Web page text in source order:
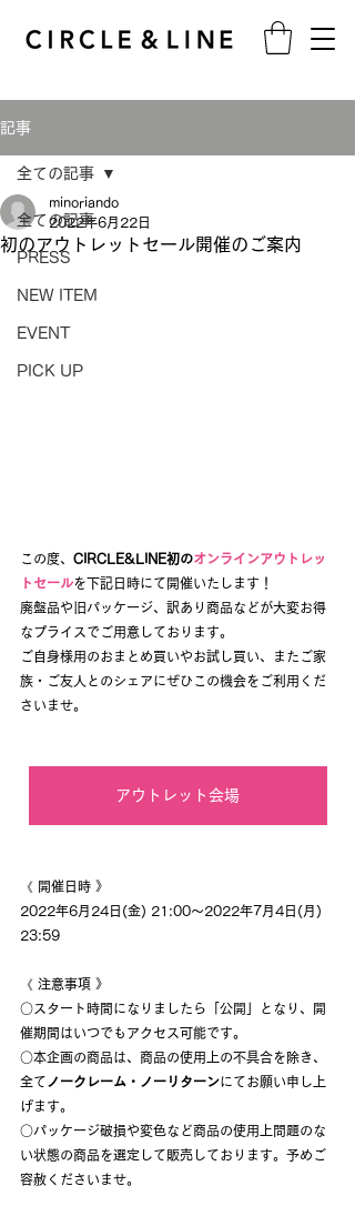
記事
全ての記事
PRESS
NEW ITEM
EVENT
PICK UP
全ての記事
初のアウトレットセール開催のご案内
minoriando
2022年6月22日
この度、 CIRCLE&LINE初のオンラインアウトレッ
トセールを下記日時にて開催いたします！
廃盤品や旧パッケージ、訳あり商品などが大変お得
なプライスでご用意しております。
ご自身様用のおまとめ買いやお試し買い、またご家
族・ご友人とのシェアにぜひこの機会をご利用くだ
さいませ。
アウトレット会場
《 開催日時 》
2022年6月24日(金) 21:00〜2022年7月4日(月)
23:59
《 注意事項 》
○スタート時間になりましたら「公開」となり、開
催期間はいつでもアクセス可能です。
○本企画の商品は、商品の使用上の不具合を除き、
全て ノークレーム・ノーリターンにてお願い申し上
げます。
○パッケージ破損や変色など商品の使用上問題のな
い状態の商品を選定して販売しております。予めご
容赦くださいませ。